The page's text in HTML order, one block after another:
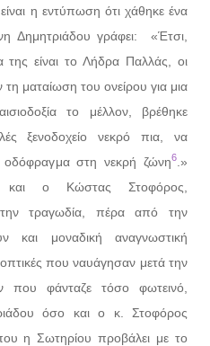
η εντύπωση ότι χάθηκε ένα
Δημητριάδου γράφει:
«Έτσι,
της είναι το Λήδρα Παλλάς, οι
τη ματαίωση του ονείρου για μια
το μέλλον, βρέθηκε
ξενοδοχείο νεκρό πια, να
οδόφραγμα στη νεκρή ζώνη6 .»
και ο Κώστας Στοφόρος,
τραγωδία, πέρα από την
και μοναδική αναγνωστική
που ναυάγησαν μετά την
που φάνταζε τόσο φωτεινό,
όσο και ο κ. Στοφόρος
η Σωτηρίου προβάλει με το